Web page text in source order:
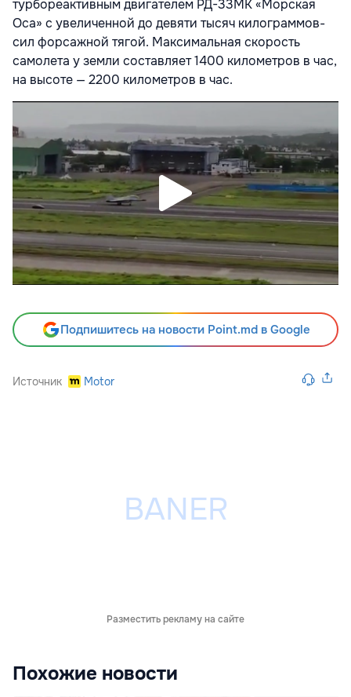
турбореактивным двигателем РД-33МК «Морская
Оса» с увеличенной до девяти тысяч килограммов-
сил форсажной тягой. Максимальная скорость
самолета у земли составляет 1400 километров в час,
на высоте — 2200 километров в час.
Подпишитесь на новости Point.md в Google
Источник Motor
Разместить рекламу на сайте
Похожие новости